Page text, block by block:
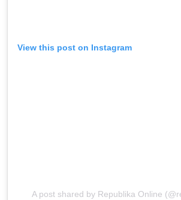
View this post on Instagram
A post shared by Republika Online